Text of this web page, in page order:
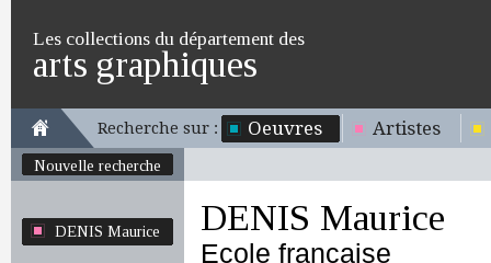
Les collections du département des
arts graphiques
Recherche sur : Oeuvres Artistes
Nouvelle recherche
DENIS Maurice DENIS Maurice
Ecole française